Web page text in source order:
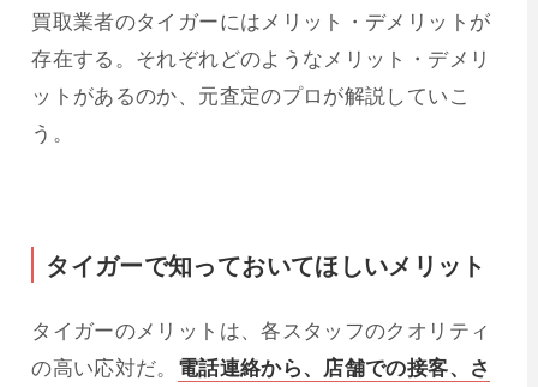
買取業者のタイガーにはメリット・デメリットが
存在する。それぞれどのようなメリット・デメリ
ットがあるのか、元査定のプロが解説していこ
う。
タイガーで知っておいてほしいメリット
タイガーのメリットは、各スタッフのクオリティ
の高い応対だ。 電話連絡から、店舗での接客、さ